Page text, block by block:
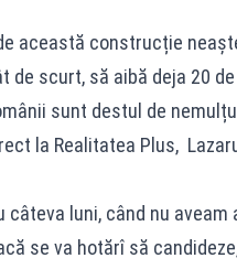
această construcție
de scurt, să aibă deja 20
sunt destul de
la Realitatea Plus,
câteva luni, când nu
se va hotărî să